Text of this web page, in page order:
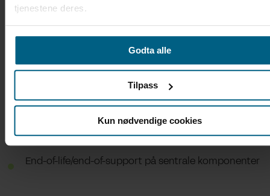
tjenestene deres.
Godta alle
Tilpass
Kun nødvendige cookies
Kompetansemangel og alderen på de som jobber
med og kjenner systemet og teknologien
Nye krav og økt kompleksitet som det gamle
systemet ikke kan oppfylle
End-of-life/end-of-support på sentrale komponenter